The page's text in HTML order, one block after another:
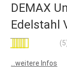
DEMAX
Edelstahl
Bewertung:
...weitere Infos